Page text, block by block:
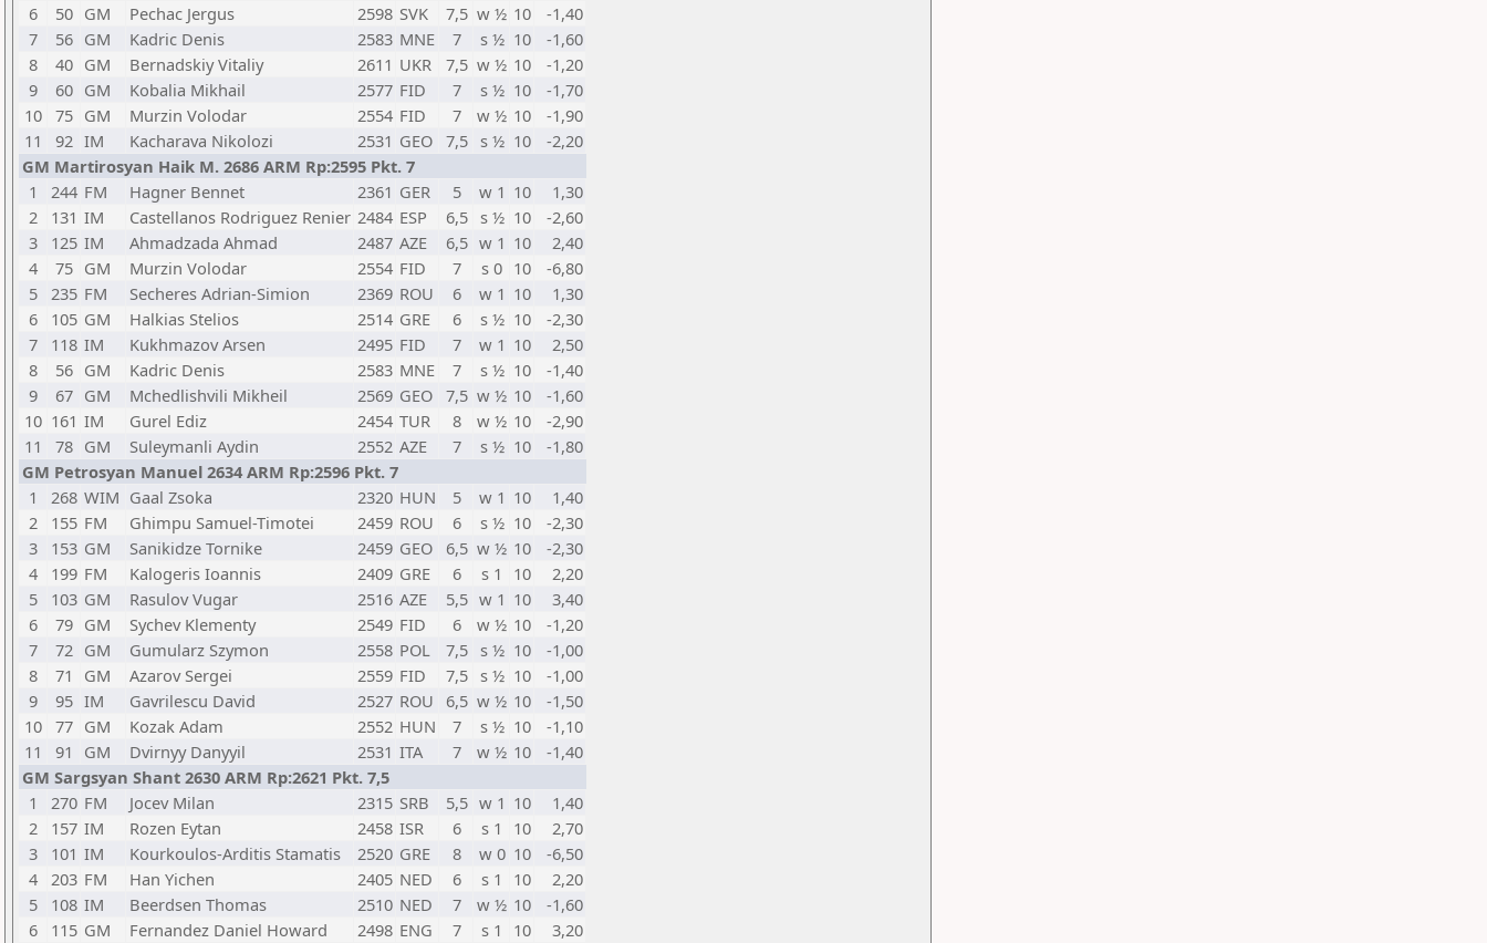
6
50 GM Pechac Jergus 2598 SVK 7,5 w ½ 10
-1,40
7
56 GM Kadric Denis 2583 MNE 7 s ½ 10
-1,60
8
40 GM Bernadskiy Vitaliy 2611 UKR 7,5 w ½ 10
-1,20
9
60 GM Kobalia Mikhail 2577 FID 7 s ½ 10
-1,70
10 75 GM Murzin Volodar 2554 FID 7 w ½ 10
-1,90
11
92 IM Kacharava Nikolozi 2531 GEO 7,5 s ½ 10
-2,20
GM Martirosyan Haik M. 2686 ARM Rp:2595 Pkt. 7
1
244 FM Hagner Bennet 2361 GER 5 w 1 10
1,30
2
131 IM Castellanos Rodriguez Renier 2484 ESP 6,5 s ½ 10
-2,60
3
125 IM Ahmadzada Ahmad 2487 AZE 6,5 w 1 10
2,40
4
75 GM Murzin Volodar 2554 FID 7 s 0 10
-6,80
5 235 FM Secheres Adrian-Simion 2369 ROU 6 w 1 10
1,30
6
105 GM Halkias Stelios 2514 GRE 6 s ½ 10
-2,30
7
118 IM Kukhmazov Arsen 2495 FID 7 w 1 10
2,50
8
56 GM Kadric Denis 2583 MNE 7 s ½ 10
-1,40
9
67 GM Mchedlishvili Mikheil 2569 GEO 7,5 w ½ 10
-1,60
10 161 IM Gurel Ediz 2454 TUR 8 w ½ 10
-2,90
11
78 GM Suleymanli Aydin 2552 AZE 7 s ½ 10
-1,80
GM Petrosyan Manuel 2634 ARM Rp:2596 Pkt. 7
1
268 WIM Gaal Zsoka 2320 HUN 5 w 1 10
1,40
2
155 FM Ghimpu Samuel-Timotei 2459 ROU 6 s ½ 10
-2,30
3
153 GM Sanikidze Tornike 2459 GEO 6,5 w ½ 10
-2,30
4
199 FM Kalogeris Ioannis 2409 GRE 6 s 1 10
2,20
5
103 GM Rasulov Vugar 2516 AZE 5,5 w 1 10
3,40
6
79 GM Sychev Klementy 2549 FID 6 w ½ 10
-1,20
7
72 GM Gumularz Szymon 2558 POL 7,5 s ½ 10
-1,00
8
71 GM Azarov Sergei 2559 FID 7,5 s ½ 10
-1,00
9
95 IM Gavrilescu David 2527 ROU 6,5 w ½ 10
-1,50
10 77 GM Kozak Adam 2552 HUN 7 s ½ 10
-1,10
11
91 GM Dvirnyy Danyyil 2531 ITA 7 w ½ 10
-1,40
GM Sargsyan Shant 2630 ARM Rp:2621 Pkt. 7,5
1
270 FM Jocev Milan 2315 SRB 5,5 w 1 10
1,40
2
157 IM Rozen Eytan 2458 ISR 6 s 1 10
2,70
3
101 IM Kourkoulos-Arditis Stamatis 2520 GRE 8 w 0 10
-6,50
4 203 FM Han Yichen 2405 NED 6 s 1 10
2,20
5
108 IM Beerdsen Thomas 2510 NED 7 w ½ 10
-1,60
6
115 GM Fernandez Daniel Howard 2498 ENG 7 s 1 10
3,20